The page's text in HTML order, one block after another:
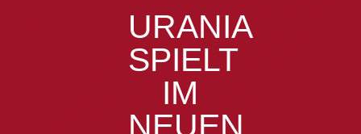
URANIA
SPIELT
IM
NEUEN